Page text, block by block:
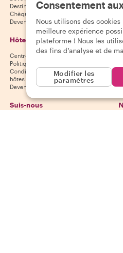
Destinations
Chèques-cadeaux
Devenir partenaire
Hôtes
Centre d'aide aux hôtes
Politique d'annulation des hôtes
Conditions générales pour les
hôtes
Devenir hôte
Suis-nous
Consentement
Nous utilisons des
meilleure expérience
plateforme ! Nous les
des fins d'analyse et de
Modifier les
paramètres